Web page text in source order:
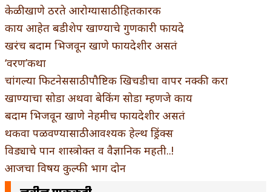
केळी खाणे ठरते आरोग्यासाठी हितकारक
काय आहेत बडीशेप खाण्याचे गुणकारी फायदे
खरंच बदाम भिजवून खाणे फायदेशीर असतं
‘वरण’कथा
चांगल्या फिटनेससाठी पौष्टिक खिचडीचा वापर नक्की करा
खाण्याचा सोडा अथवा बेकिंग सोडा म्हणजे काय
बदाम भिजवून खाणे नेहमीच फायदेशीर असतं
थकवा पळवण्यासाठी आवश्यक हेल्थ ड्रिंक्स
विड्याचे पान शास्त्रोक्त व वैज्ञानिक महती..!
आजचा विषय कुल्फी भाग दोन